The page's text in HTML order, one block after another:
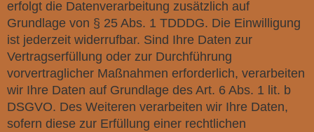
erfolgt die Datenverarbeitung zusätzlich auf
Grundlage von § 25 Abs. 1 TDDDG. Die Einwilligung
ist jederzeit widerrufbar. Sind Ihre Daten zur
Vertragserfüllung oder zur Durchführung
vorvertraglicher Maßnahmen erforderlich, verarbeiten
wir Ihre Daten auf Grundlage des Art. 6 Abs. 1 lit. b
DSGVO. Des Weiteren verarbeiten wir Ihre Daten,
sofern diese zur Erfüllung einer rechtlichen